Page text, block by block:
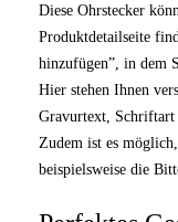
Diese Ohrstecker
Produktdetailseite
hinzufügen”, in dem
Hier stehen Ihnen
Gravurtext, Schriftart
Zudem ist es möglich,
beispielsweise die